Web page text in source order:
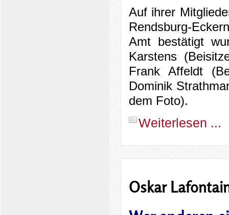
Auf ihrer
Rendsburg-
Amt bestätigt
Karstens
Frank Affeldt
Dominik
dem Foto).
Weiterlesen ...
Oskar